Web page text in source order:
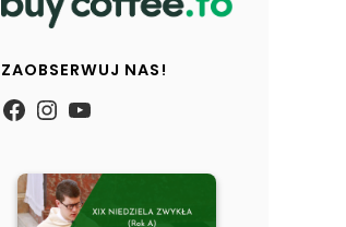
ZAOBSERWUJ NAS!
https://
Instagram
YouTube